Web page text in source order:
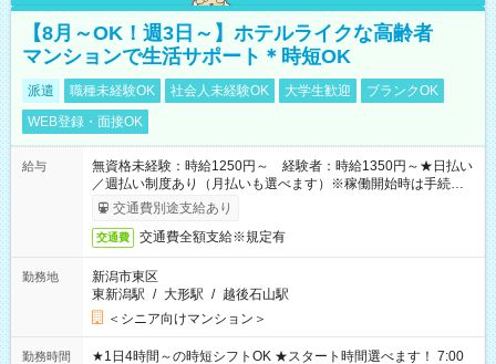
【8月～OK！週3日～】ホテルライクな高齢者
マンションで生活サポート＊時短OK
派遣 職種未経験OK 社会人未経験OK 大学生歓迎
ブランクOK
WEB登録・面接OK
給与
無資格未経験：時給1250円～ 経験者：時給1350円～★日払い
／週払い制度あり（月払いも選べます）※稼働開始時は手続き完
了次第のお支払いとなります。
交通費別途支給あり
交通費 交通費全額支給※規定有
勤務地
新潟市東区
東新潟駅 / 大形駅 / 越後石山駅
＜シニア向けマンション＞
勤務時間 ★1日4時間～の時短シフトOK ★スタート時間選べます！ 7:00